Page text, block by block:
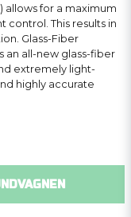
allows for a maximum
control. This results in
Glass-Fiber
an all-new glass-fiber
extremely light-
highly accurate